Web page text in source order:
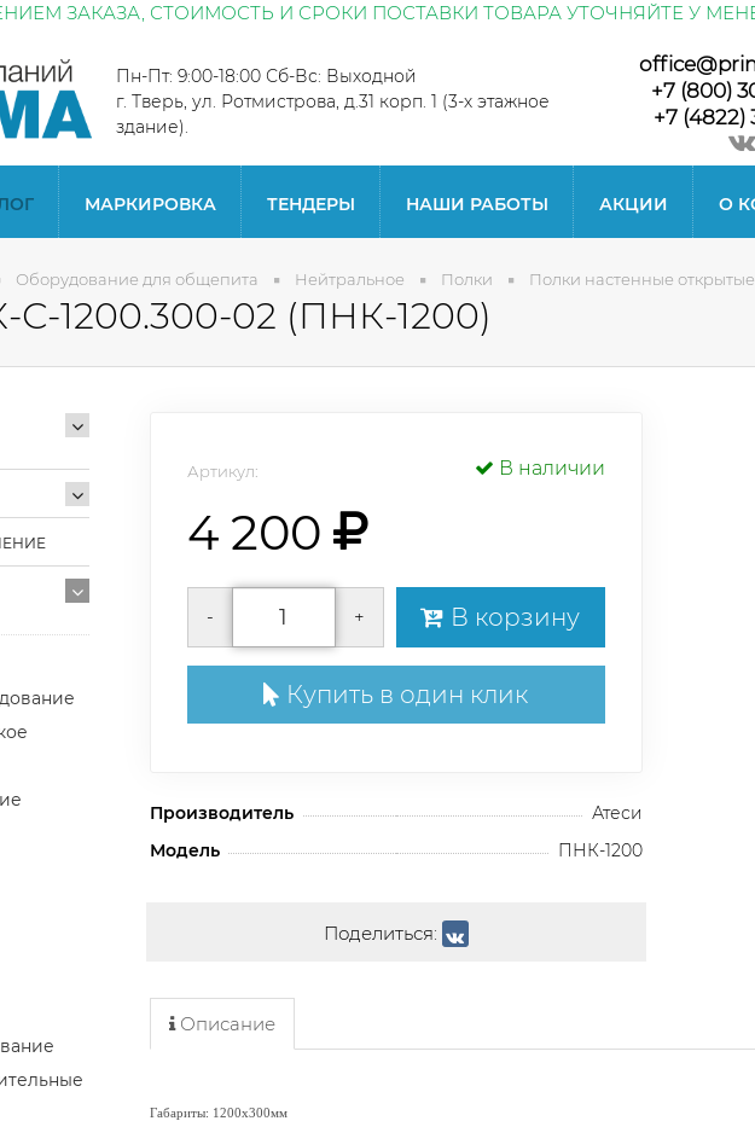
ЗАКАЗА, СТОИМОСТЬ И СРОКИ ПОСТАВКИ ТОВАРА УТОЧНЯЙТЕ У
Пн-Пт: 9:00-18:00 Сб-Вс: Выходной
г. Тверь, ул. Ротмистрова, д.31 корп. 1 (3-х этажное
здание).
+7 (800)
+7 (4822)
МАРКИРОВКА ТЕНДЕРЫ НАШИ РАБОТЫ АКЦИИ О
Оборудование для общепита Нейтральное Полки Полки настенные открытые
1200.300-02 (ПНК-1200)
Артикул: В наличии
4 200
- + В корзину
Купить в один клик
Производитель
Атеси
Модель
ПНК-1200
Поделиться:
Описание
Габариты: 1200х300мм